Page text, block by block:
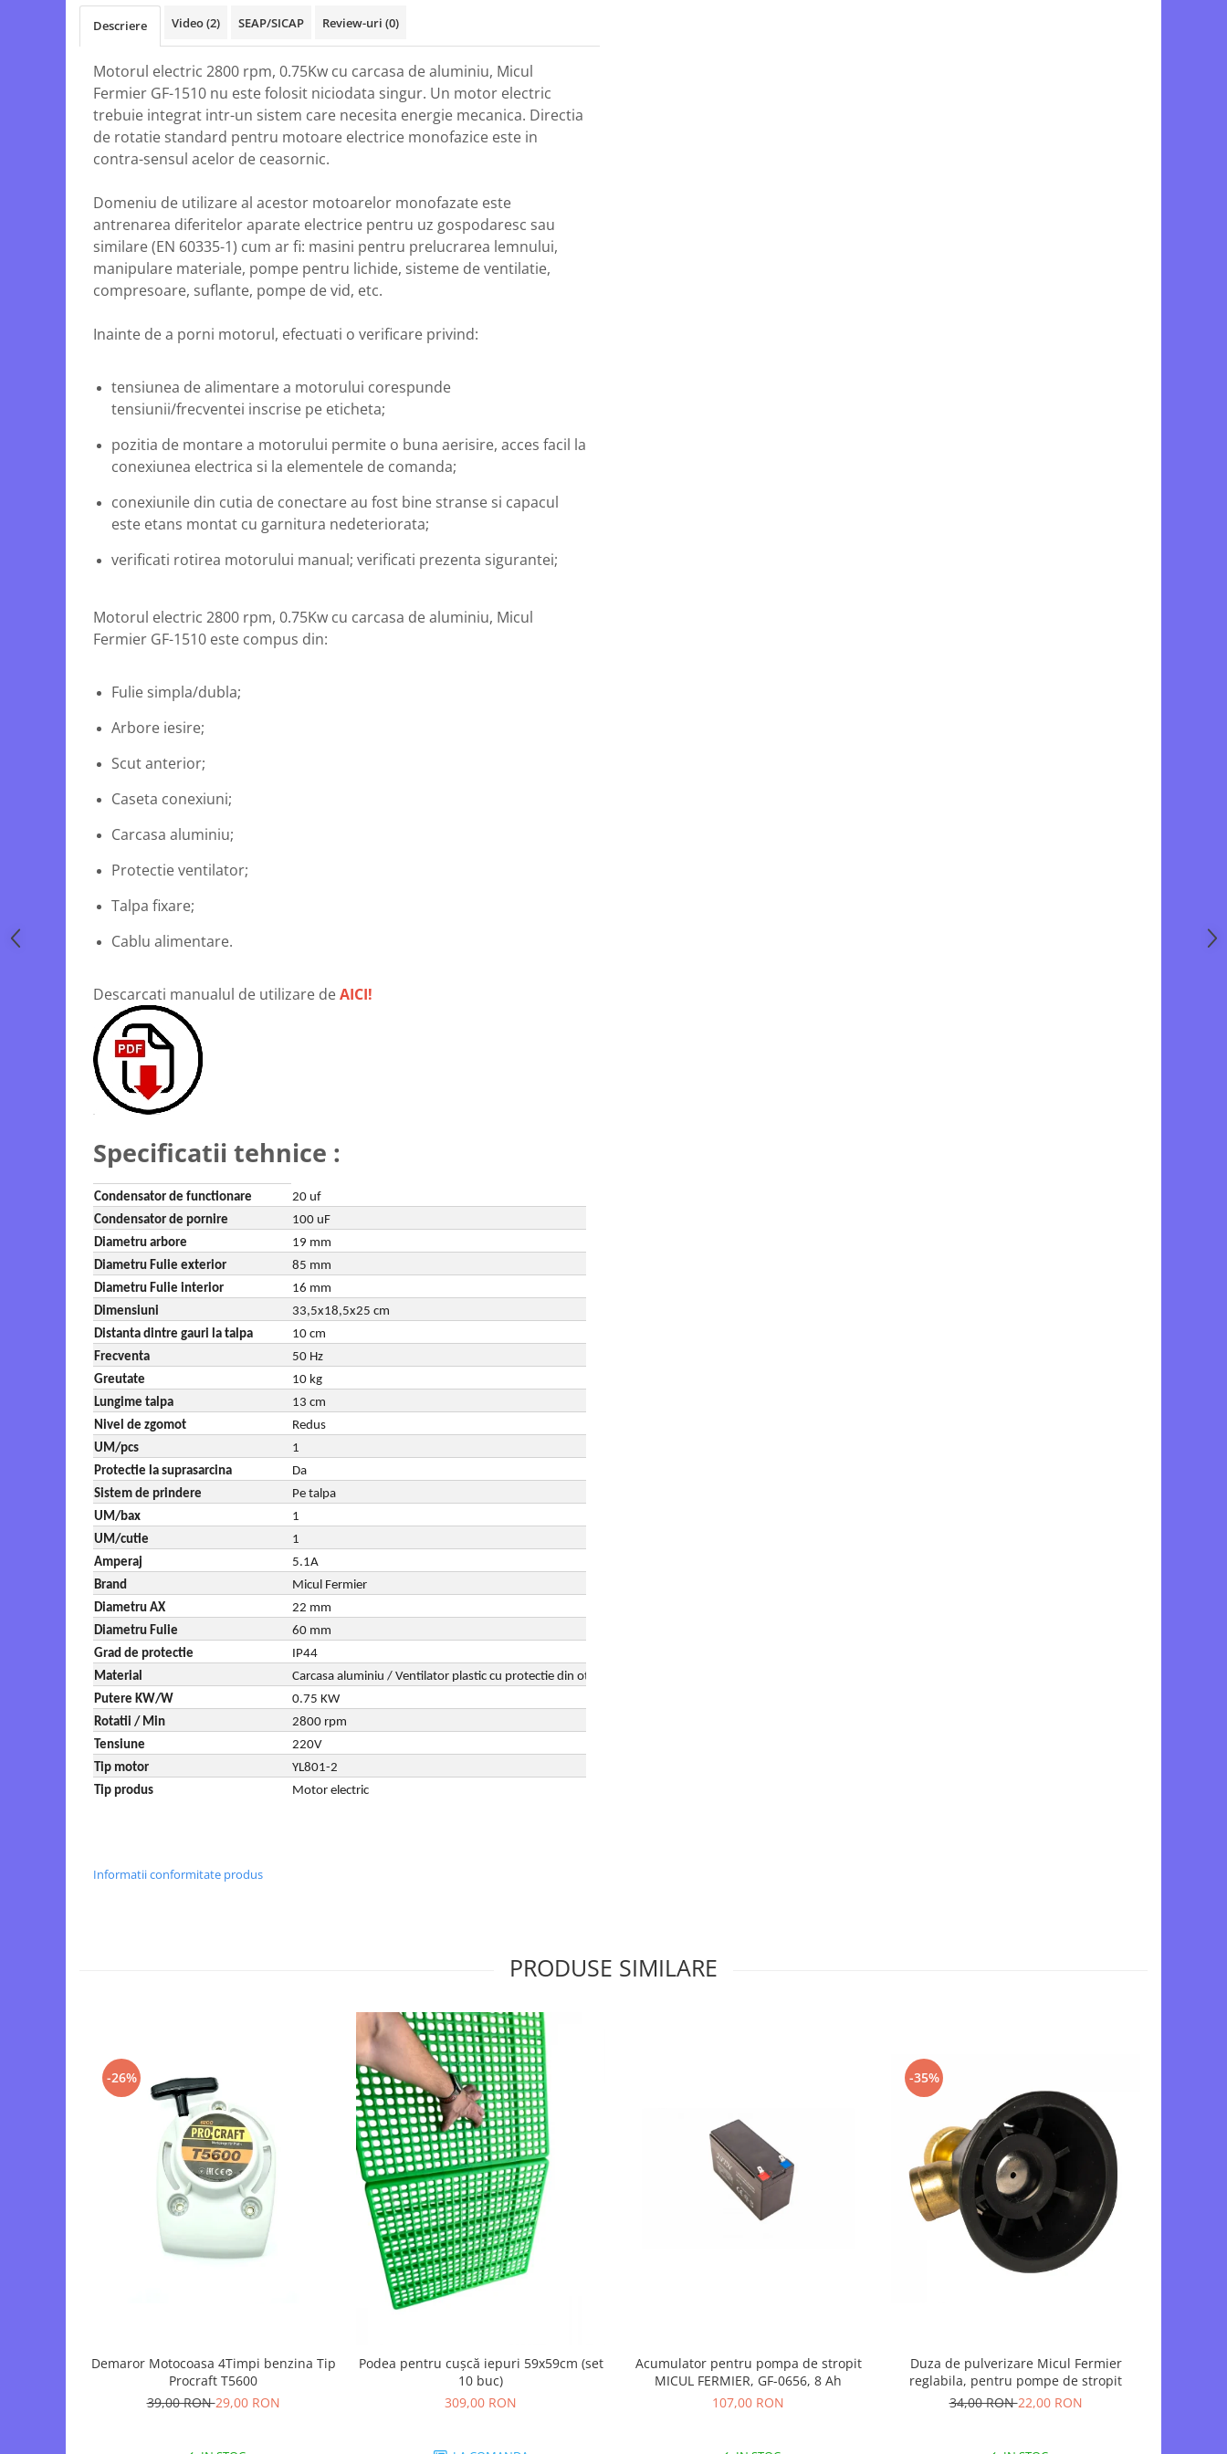
Semanatori
Batoze porumb
Casa si Gradina
Curatare pavaj
Echipamente pentru atelier
Grill-uri si gratare
Lopeti pentru zapada
Unelte pentru gradina
Drujbe cu acumulator
Drujbe pe benzina
Echipamente ferma
Freze pentru zapada
Instalatii sanitare
Masini de maturat si accesorii
Accesorii motocositoare
Masini de tuns iarba/gazon
Tractorase pentru gazon
Mori de macinat cereale
Pompe de apa
Pompe recirculare
Sisteme de irigat si stropit
Accesorii pentru ATV
Alte vehicule electrice
Tocatoare resturi vegetale
Despicatoare de lemne
Granulatoare de furaje
Tocatoare de furaje
Aeroterme industriale
Bormasini cu coloana
Masini de cusut saci
Masini de frezat
Suflanta pentru frunze
Capsatoare electrice
Diverse scule de mana
Scripeti si macarale
Scule multifuncționale
Telemetre Digitale
Aparate de sudura
Aparate de sudura cu plasma
Invertoare sudura - IGBT / MMA
Compresoare aer
Echipamente industriale de
Pistoale de lipit
Descriere Video(2) SEAP/SICAP Review-uri (0)
Motorul electric 2800 rpm, 0.75Kw cu carcasa de aluminiu, Micul
Fermier GF-1510 nu este folosit niciodata singur. Un motor electric
trebuie integrat intr-un sistem care necesita energie mecanica. Directia
de rotatie standard pentru motoare electrice monofazice este in
contra-sensul acelor de ceasornic.
Domeniu de utilizare al acestor motoarelor monofazate este
antrenarea diferitelor aparate electrice pentru uz gospodaresc sau
similare (EN 60335-1) cum ar fi: masini pentru prelucrarea lemnului,
manipulare materiale, pompe pentru lichide, sisteme de ventilatie,
compresoare, suflante, pompe de vid, etc.
Inainte de a porni motorul, efectuati o verificare privind:
tensiunea de alimentare a motorului corespunde
tensiunii/frecventei inscrise pe eticheta;
pozitia de montare a motorului permite o buna aerisire, acces facil la
conexiunea electrica si la elementele de comanda;
conexiunile din cutia de conectare au fost bine stranse si capacul
este etans montat cu garnitura nedeteriorata;
verificati rotirea motorului manual; verificati prezenta sigurantei;
Motorul electric 2800 rpm, 0.75Kw cu carcasa de aluminiu, Micul
Fermier GF-1510 este compus din:
Fulie simpla/dubla;
Arbore iesire;
Scut anterior;
Caseta conexiuni;
Carcasa aluminiu;
Protectie ventilator;
Talpa fixare;
Cablu alimentare.
Descarcati manualul de utilizare deAICI!
Specificatii tehnice :
Condensator de functionare
20 uf
Condensator de pornire
100 uF
Diametru arbore
19 mm
Diametru Fulie exterior
85 mm
Diametru Fulie interior
16 mm
Dimensiuni
33,5x18,5x25 cm
Distanta dintre gauri la talpa
10 cm
Frecventa
50 Hz
Greutate
10 kg
Lungime talpa
13 cm
Nivel de zgomot
Redus
UM/pcs
1
Protectie la suprasarcina
Da
Sistem de prindere
Pe talpa
UM/bax
1
UM/cutie
1
Amperaj
5.1A
Brand
Micul Fermier
Diametru AX
22 mm
Diametru Fulie
60 mm
Grad de protectie
IP44
Material
Carcasa aluminiu / Ventilator plastic cu protectie din otel
Putere KW/W
0.75 KW
Rotatii / Min
2800 rpm
Tensiune
220V
Tip motor
YL801-2
Tip produs
Motor electric
Informatii conformitate produs
PRODUSE SIMILARE
-26%
Demaror Motocoasa 4Timpi benzina Tip
Procraft T5600
39,00 RON29,00 RON
Podea pentru cușcă iepuri 59x59cm (set
10 buc)
309,00 RON
Acumulator pentru pompa de stropit
MICUL FERMIER, GF-0656, 8 Ah
107,00 RON
-35%
Duza de pulverizare Micul Fermier
reglabila, pentru pompe de stropit
34,00 RON22,00 RON